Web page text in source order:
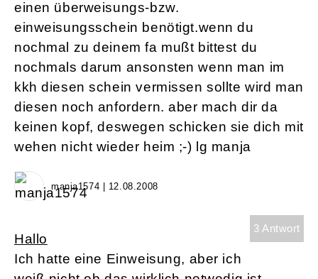
einen überweisungs-bzw.
einweisungsschein benötigt.wenn du
nochmal zu deinem fa mußt bittest du
nochmals darum ansonsten wenn man im
kkh diesen schein vermissen sollte wird man
diesen noch anfordern. aber mach dir da
keinen kopf, deswegen schicken sie dich mit
wehen nicht wieder heim ;-) lg manja
manja1574 | 12.08.2008
3 Antwort
Hallo
Ich hatte eine Einweisung, aber ich